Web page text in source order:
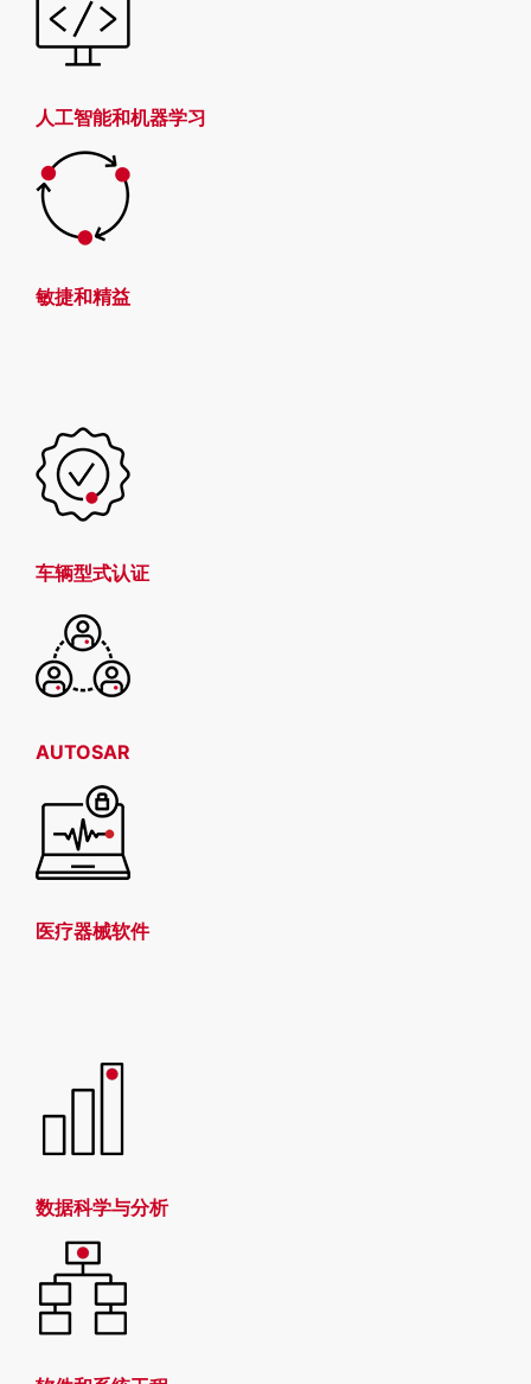
人工智能和机器学习
敏捷和精益
车辆型式认证
AUTOSAR
医疗器械软件
数据科学与分析